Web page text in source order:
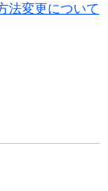
法変更について